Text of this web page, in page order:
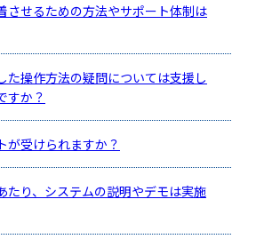
させるための方法やサポート体制は
た操作方法の疑問については支援し
すか？
が受けられますか？
たり、システムの説明やデモは実施